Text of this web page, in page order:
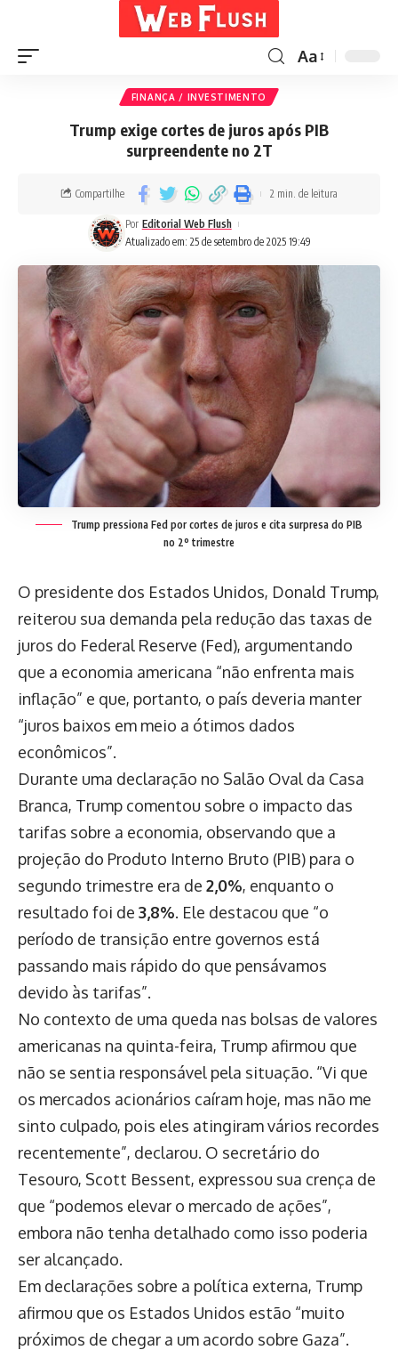
Aa
FINANÇA / INVESTIMENTO
Trump exige cortes de juros após PIB
surpreendente no 2T
Atualizado em: 25 de setembro de 2025 19:49
Por Editorial Web Flush
Compartilhe 2 min. de leitura
Trump pressiona Fed por cortes de juros e cita surpresa do PIB
no 2º trimestre
O presidente dos Estados Unidos, Donald Trump,
reiterou sua demanda pela redução das taxas de
juros do Federal Reserve (Fed), argumentando
que a economia americana “não enfrenta mais
inflação” e que, portanto, o país deveria manter
“juros baixos em meio a ótimos dados
econômicos”.
Durante uma declaração no Salão Oval da Casa
Branca, Trump comentou sobre o impacto das
tarifas sobre a economia, observando que a
projeção do Produto Interno Bruto (PIB) para o
segundo trimestre era de 2,0%, enquanto o
resultado foi de 3,8%. Ele destacou que “o
período de transição entre governos está
passando mais rápido do que pensávamos
devido às tarifas”.
No contexto de uma queda nas bolsas de valores
americanas na quinta-feira, Trump afirmou que
não se sentia responsável pela situação. “Vi que
os mercados acionários caíram hoje, mas não me
sinto culpado, pois eles atingiram vários recordes
recentemente”, declarou. O secretário do
Tesouro, Scott Bessent, expressou sua crença de
que “podemos elevar o mercado de ações”,
embora não tenha detalhado como isso poderia
ser alcançado.
Em declarações sobre a política externa, Trump
afirmou que os Estados Unidos estão “muito
próximos de chegar a um acordo sobre Gaza”.